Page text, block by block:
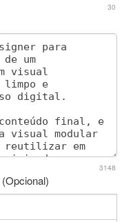
30
3148
(Opcional)